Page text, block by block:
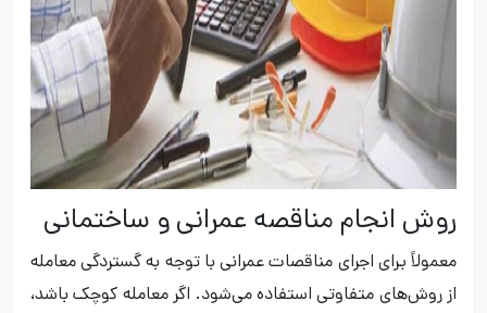
روش انجام مناقصه عمرانی و ساختمانی
معمولاً برای اجرای مناقصات عمرانی با توجه به گستردگی معامله
از روش‌های متفاوتی استفاده می‌شود. اگر معامله کوچک باشد،